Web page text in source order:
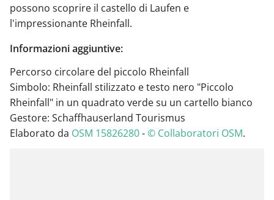
possono scoprire il castello di Laufen e
l'impressionante Rheinfall.
Informazioni aggiuntive:
Percorso circolare del piccolo Rheinfall
Simbolo: Rheinfall stilizzato e testo nero "Piccolo
Rheinfall" in un quadrato verde su un cartello bianco
Gestore: Schaffhauserland Tourismus
Elaborato da OSM 15826280-© Collaboratori OSM.